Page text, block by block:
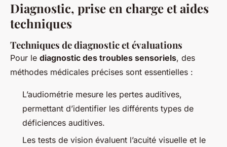
Diagnostic, prise en charge et aides
techniques
Techniques de diagnostic et évaluations
Pour le diagnostic des troubles sensoriels, des
méthodes médicales précises sont essentielles :
L’audiométrie mesure les pertes auditives,
permettant d’identifier les différents types de
déficiences auditives.
Les tests de vision évaluent l’acuité visuelle et le